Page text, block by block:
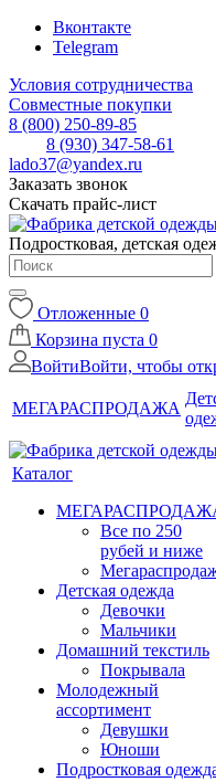
Вконтакте
Telegram
Условия сотрудничества
Совместные покупки
8 (800) 250-89-85
8 (930) 347-58-61
lado37@yandex.ru
Заказать звонок
Скачать прайс-лист
Подростковая, детская
Отложенные 0
Корзина пуста 0
ВойтиВойти, чтобы
МЕГАРАСПРОДАЖА
Каталог
Все по 250
рубей и ниже
Детская одежда
Девочки
Мальчики
Домашний текстиль
Покрывала
Молодежный
ассортимент
Девушки
Юноши
Подростковая